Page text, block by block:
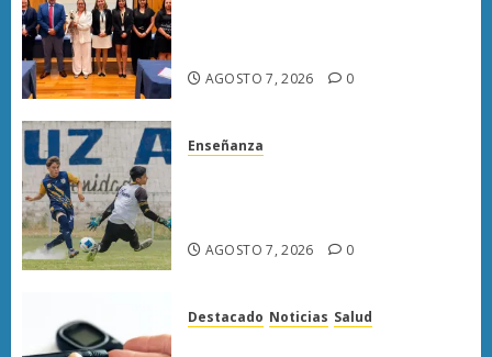
AGOSTO 7, 2026 0
Enseñanza
AGOSTO 7, 2026 0
Destacado Noticias Salud